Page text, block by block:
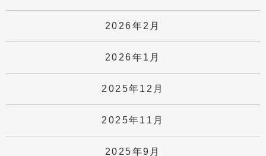
2026年2月
2026年1月
2025年12月
2025年11月
2025年9月